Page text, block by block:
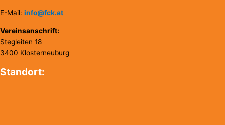
E-Mail: info@fck.at
Vereinsanschrift:
Stegleiten 18
3400 Klosterneuburg
Standort: